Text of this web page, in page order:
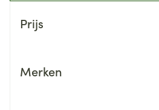
Prijs
Merken